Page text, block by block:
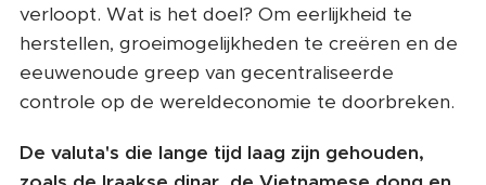
verloopt. Wat is het doel? Om eerlijkheid te
herstellen, groeimogelijkheden te creëren en de
eeuwenoude greep van gecentraliseerde
controle op de wereldeconomie te doorbreken.
De valuta's die lange tijd laag zijn gehouden,